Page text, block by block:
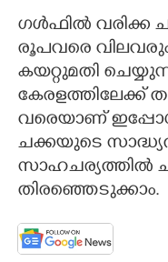
ഗൾഫിൽ വരിക്ക
രൂപവരെ
കയറ്റുമതി
കേരളത്തിലേക്ക്
വരെയാണ്
ചക്കയുടെ
സാഹചര്യത്തിൽ
തിരഞ്ഞെടുക്കാം.